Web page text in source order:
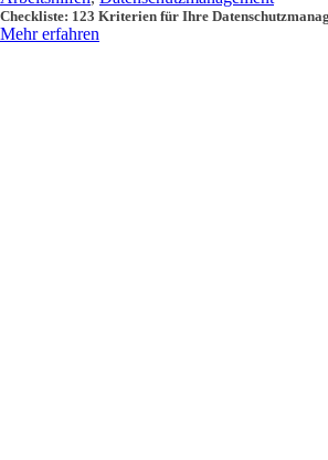
Checkliste: 123 Kriterien für Ihre
Mehr erfahren